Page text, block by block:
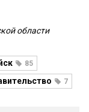
области
85
7